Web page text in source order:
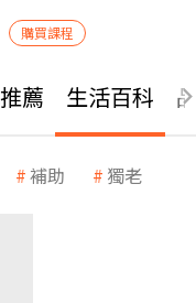
購買課程
薦 生活百科
補助 獨老